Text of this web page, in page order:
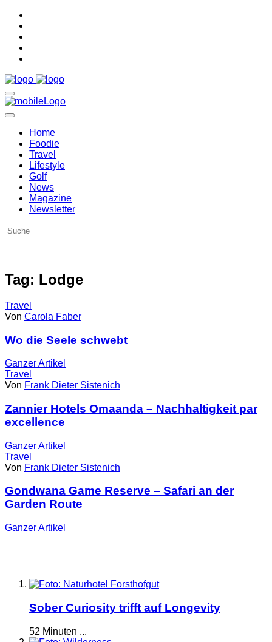
Home
Foodie
Travel
Lifestyle
Golf
News
Magazine
Newsletter
Tag: Lodge
Travel
Von Carola Faber
Wo die Seele schwebt
GanzerArtikel
Travel
Von Frank Dieter Sistenich
Zannier Hotels Omaanda – Nachhaltigkeit par
excellence
GanzerArtikel
Travel
Von Frank Dieter Sistenich
Gondwana Game Reserve – Safari an der
Garden Route
GanzerArtikel
Sober Curiosity trifft auf Longevity
52 Minuten ...